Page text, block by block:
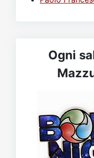
Ogni